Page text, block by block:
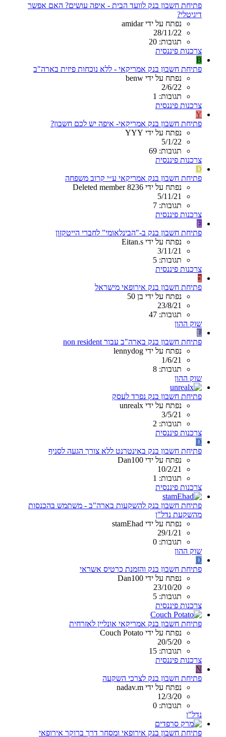
פתיחת חשבון בנק לוועד הבית - איפה עושים? האם אפשר
דיגיטלי?
נפתח על ידי amidar
28/11/22
תגובות: 20
צרכנות פיננסית
B
פתיחת חשבון בנק אמריקאי - ללא נוכחות פיזית בארה"ב
נפתח על ידי benw
2/6/22
תגובות: 1
צרכנות פיננסית
Y
פתיחת חשבון בנק אמריקאי- איפה יש לכם חשבון?
נפתח על ידי YYY
5/1/22
תגובות: 69
צרכנות פיננסית
D
פתיחת חשבון בנק אמריקאי ע״י קרוב משפחה
נפתח על ידי Deleted member 8236
5/11/21
תגובות: 7
צרכנות פיננסית
E
פתיחת חשבון בנק ב-"הבינלאומי" לחברי הייטקזון
נפתח על ידי Eitan.s
3/11/21
תגובות: 5
צרכנות פיננסית
ב
פתיחת חשבון בנק אירופאי מישראל
נפתח על ידי בן 50
23/8/21
תגובות: 47
שוק ההון
L
פתיחת חשבון בנק בארה"ב עבור non resident
נפתח על ידי lennydog
1/6/21
תגובות: 8
שוק ההון
פתיחת חשבון בנק נפרד לעסק
נפתח על ידי unrealx
3/5/21
תגובות: 2
צרכנות פיננסית
D
פתיחת חשבון בנק באינטרנט ללא צורך הגעה לסניף
נפתח על ידי Dan100
10/2/21
תגובות: 1
צרכנות פיננסית
פתיחת חשבון בנק להשקעות בארה"ב - משתמש בהכנסות
מהשקעת נדל"ן
נפתח על ידי stamEhad
29/1/21
תגובות: 0
שוק ההון
D
פתיחת חשבון בנק והזמנת כרטיס אשראי
נפתח על ידי Dan100
23/10/20
תגובות: 5
צרכנות פיננסית
פתיחת חשבון בנק אמריקאי אונליין לאזרחית
נפתח על ידי Couch Potato
20/5/20
תגובות: 15
צרכנות פיננסית
N
פתיחת חשבון בנק לצרכי השקעה
נפתח על ידי nadav.m
12/3/20
תגובות: 0
נדל"ן
פתיחת חשבון בנק אירופאי ומסחר דרך ברוקר אירופאי